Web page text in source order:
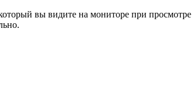
вы видите на мониторе при просмотре